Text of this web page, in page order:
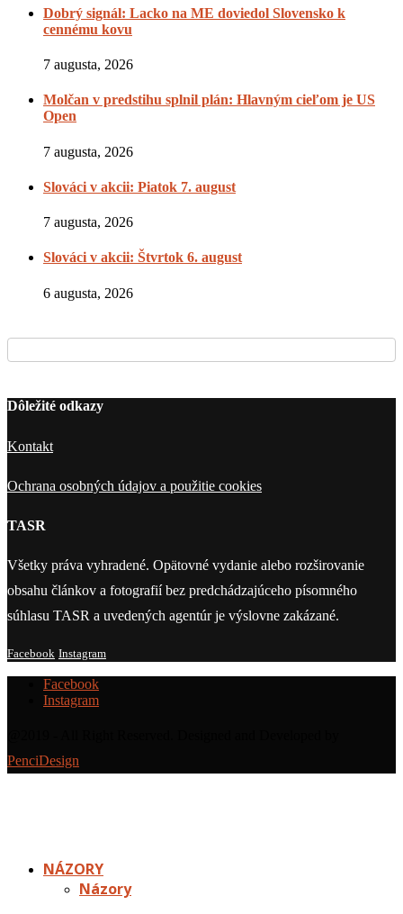
Dobrý signál: Lacko na ME doviedol Slovensko k
cennému kovu
7 augusta, 2026
Molčan v predstihu splnil plán: Hlavným cieľom je US
Open
7 augusta, 2026
Slováci v akcii: Piatok 7. august
7 augusta, 2026
Slováci v akcii: Štvrtok 6. august
6 augusta, 2026
Dôležité odkazy
Kontakt
Ochrana osobných údajov a použitie cookies
TASR
Všetky práva vyhradené. Opätovné vydanie alebo rozširovanie
obsahu článkov a fotografií bez predchádzajúceho písomného
súhlasu TASR a uvedených agentúr je výslovne zakázané.
Facebook Instagram
Facebook
Instagram
PenciDesign
NÁZORY
Názory